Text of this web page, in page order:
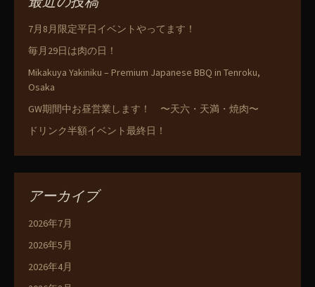
7月8月限定平日イベントやってます！
毎月29日は肉の日！
Mikakuya Yakiniku – Premium Japanese BBQ in Tenroku,
Osaka
GW期間中お昼営業します！ 〜天六・天満・焼肉〜
ドリンク半額イベント最終日！
アーカイブ
2026年7月
2026年5月
2026年4月